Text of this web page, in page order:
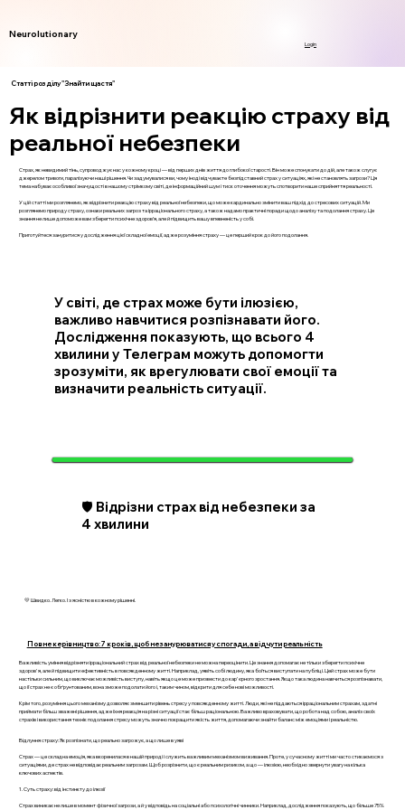
Neurolutionary
Login
Статті розділу "Знайти щастя"
Як відрізнити реакцію страху від
реальної небезпеки
Страх, як невидимий тінь, супроводжує нас у кожному кроці — від перших днів життя до глибокої старості. Він може спонукати до дій, але також слугує
джерелом тривоги, паралізуючи наші рішення. Чи задумувалися ви, чому іноді відчуваєте безпідставний страх у ситуаціях, які не становлять загрози? Ця
тема набуває особливої значущості в нашому стрімкому світі, де інформаційний шум і тиск оточення можуть спотворити наше сприйняття реальності.
У цій статті ми розглянемо, як відрізнити реакцію страху від реальної небезпеки, що може кардинально змінити ваш підхід до стресових ситуацій. Ми
розглянемо природу страху, ознаки реальних загроз та ірраціонального страху, а також надамо практичні поради щодо аналізу та подолання страху. Це
знання не лише допоможе вам зберегти психічне здоров’я, але й підвищить вашу впевненість у собі.
Приготуйтеся зануритися у дослідження цієї складної емоції, адже розуміння страху — це перший крок до його подолання.
У світі, де страх може бути ілюзією,
важливо навчитися розпізнавати його.
Дослідження показують, що всього 4
хвилини у Телеграм можуть допомогти
зрозуміти, як врегулювати свої емоції та
визначити реальність ситуації.
🛡️ Відрізни страх від небезпеки за
4 хвилини
💛 Швидко. Легко. І з ясністю в кожному рішенні.
Повне керівництво: 7 кроків, щоб не занурюватися у спогади, а відчути реальність
Важливість уміння відрізняти ірраціональний страх від реальної небезпеки не можна переоцінити. Це знання допомагає не тільки зберегти психічне
здоров'я, але й підвищити ефективність в повсякденному житті. Наприклад, уявіть собі людину, яка боїться виступати на публіці. Цей страх може бути
настільки сильним, що виключає можливість виступу, навіть якщо це може призвести до кар'єрного зростання. Якщо така людина навчиться розпізнавати,
що її страх не є обґрунтованим, вона зможе подолати його і, таким чином, відкрити для себе нові можливості.
Крім того, розуміння цього механізму дозволяє зменшити рівень стресу у повсякденному житті. Люди, які не піддаються ірраціональним страхам, здатні
приймати більш зважені рішення, адже їхня реакція на різні ситуації стає більш раціональною. Важливо враховувати, що робота над собою, аналіз своїх
страхів і використання технік подолання стресу можуть значно покращити якість життя, допомагаючи знайти баланс між емоціями і реальністю.
Відлуння страху: Як розпізнати, що реально загрожує, а що лише в уяві
Страх — це складна емоція, яка вкоренилася в нашій природі і служить важливим механізмом виживання. Проте, у сучасному житті ми часто стикаємося з
ситуаціями, де страх не відповідає реальним загрозам. Щоб розрізнити, що є реальним ризиком, а що — ілюзією, необхідно звернути увагу на кілька
ключових аспектів.
1. Суть страху: від інстинкту до ілюзії
Страх виникає не лише в момент фізичної загрози, а й у відповідь на соціальні або психологічні чинники. Наприклад, дослідження показують, що більше 75%